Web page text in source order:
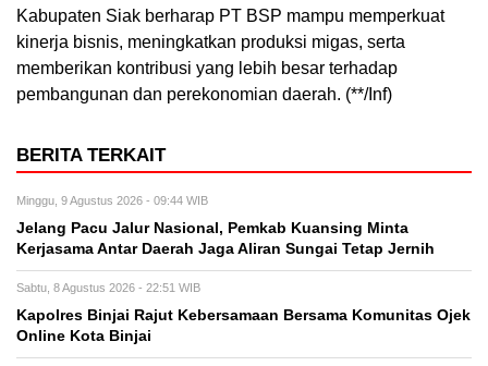
Kabupaten Siak berharap PT BSP mampu memperkuat
kinerja bisnis, meningkatkan produksi migas, serta
memberikan kontribusi yang lebih besar terhadap
pembangunan dan perekonomian daerah. (**/Inf)
BERITA TERKAIT
Minggu, 9 Agustus 2026 - 09:44 WIB
Jelang Pacu Jalur Nasional, Pemkab Kuansing Minta
Kerjasama Antar Daerah Jaga Aliran Sungai Tetap Jernih
Sabtu, 8 Agustus 2026 - 22:51 WIB
Kapolres Binjai Rajut Kebersamaan Bersama Komunitas Ojek
Online Kota Binjai